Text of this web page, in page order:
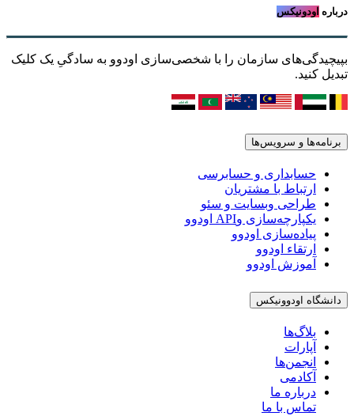
درباره اودونیکس
بپیچیدگی‌های سازمان را با شخصی‌سازی اودوو به سادگیِ یک کلیک
تبدیل کنید.
برنامه‌ها و سرویس‌ها
حسابداری و حسابرسی
ارتباط با مشتریان
طراحی وبسایت و سئو
یکپارچه‌سازی وAPI اودوو
پیاده‌سازی اودوو
ارتقاء اودوو
آموزش اودوو
دانشگاه اودوونیکس
بلاگ‌ها
آپارات
انجمن‌ها
آکادمی
درباره ما
تماس با ما